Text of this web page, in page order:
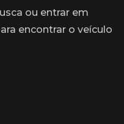
ou entrar em
encontrar o veículo